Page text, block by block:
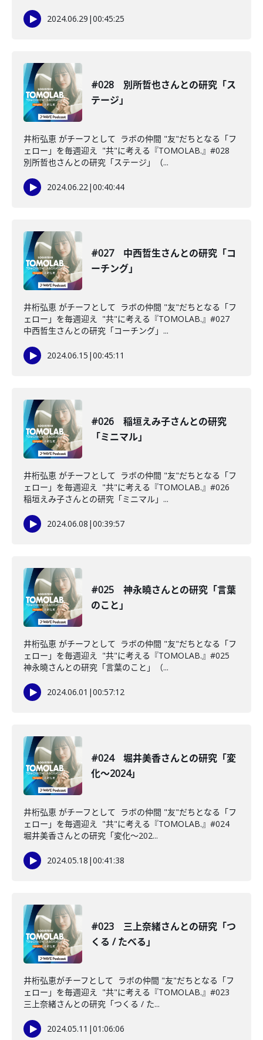
2024.06.29 |00:45:25
#028 別所哲也さんとの研究「ス
テージ」
井桁弘恵 がチーフとして ラボの仲間 "友"だちとなる「フ
ェロー」を毎週迎え "共"に考える『TOMOLAB.』#028
別所哲也さんとの研究「ステージ」（...
2024.06.22|00:40:44
#027 中西哲生さんとの研究「コ
ーチング」
井桁弘恵 がチーフとして ラボの仲間 "友"だちとなる「フ
ェロー」を毎週迎え "共"に考える『TOMOLAB.』#027
中西哲生さんとの研究「コーチング」...
2024.06.15 |00:45:11
#026 稲垣えみ子さんとの研究
「ミニマル」
井桁弘恵 がチーフとして ラボの仲間 "友"だちとなる「フ
ェロー」を毎週迎え "共"に考える『TOMOLAB.』#026
稲垣えみ子さんとの研究「ミニマル」...
2024.06.08 |00:39:57
#025 神永曉さんとの研究「言葉
のこと」
井桁弘恵 がチーフとして ラボの仲間 "友"だちとなる「フ
ェロー」を毎週迎え "共"に考える『TOMOLAB.』#025
神永曉さんとの研究「言葉のこと」（...
2024.06.01 |00:57:12
#024 堀井美香さんとの研究「変
化〜2024」
井桁弘恵 がチーフとして ラボの仲間 "友"だちとなる「フ
ェロー」を毎週迎え "共"に考える『TOMOLAB.』#024
堀井美香さんとの研究「変化〜202...
2024.05.18 |00:41:38
#023 三上奈緒さんとの研究「つ
くる / たべる」
井桁弘恵がチーフとして ラボの仲間 "友"だちとなる「フ
ェロー」を毎週迎え "共"に考える『TOMOLAB.』#023
三上奈緒さんとの研究「つくる / た...
2024.05.11 |01:06:06